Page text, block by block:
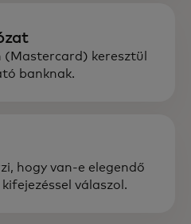
keresztül
banknak.
hogy van-e elegendő
válaszol.